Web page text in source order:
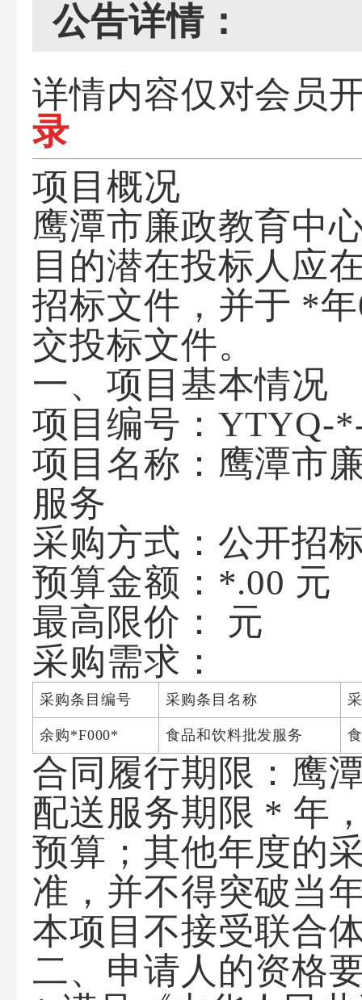
公告详情：
详情内容仅对会员
录
项目概况
鹰潭市廉政教育中
目的潜在投标人应
招标文件，并于 *
交投标文件。
一、项目基本情况
项目编号：YTYQ-
项目名称：鹰潭市
服务
采购方式：公开招
预算金额：*.00 元
最高限价： 元
采购需求：
采购条目编号 采购条目名称
余购*F000* 食品和饮料批发服务
合同履行期限：鹰
配送服务期限 * 年
预算；其他年度的
准，并不得突破当
本项目不接受联合
二、申请人的资格